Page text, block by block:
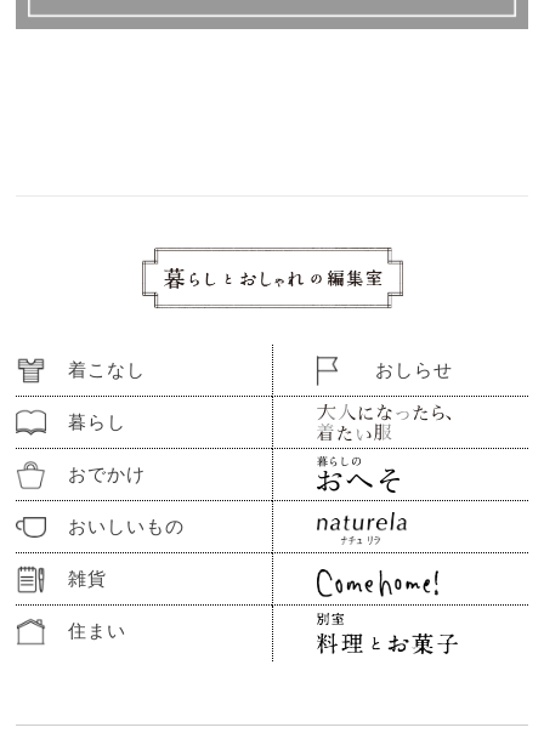
着こなし
暮らし
おでかけ
おいしいもの
雑貨
住まい
おしらせ